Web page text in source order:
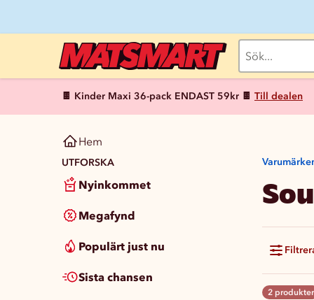
🍫 Kinder Maxi 36-pack ENDAST 59kr 🍫 Till dealen
Hem
UTFORSKA
Nyinkommet
Megafynd
Populärt just nu
Sista chansen
2 produkter